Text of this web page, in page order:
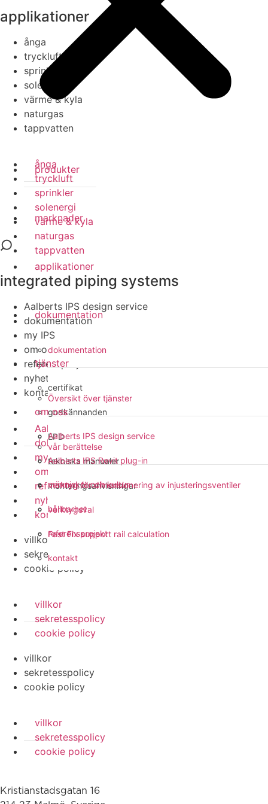
produkter
marknader
applikationer
dokumentation
dokumentation
certifikat
godkännanden
EPD
tekniska manualer
monteringsanvisningar
tjänster
Översikt över tjänster
Aalberts IPS design service
Aalberts IPS Revit plug-in
verktyg för dimensionering av injusteringsventiler
verktygsval
Fast Fix support rail calculation
om oss
vår berättelse
människor och kultur
hållbarhet
referensprojekt
kontakt
applikationer
ånga
tryckluft
sprinkler
solenergi
värme & kyla
naturgas
tappvatten
ånga
tryckluft
sprinkler
solenergi
värme & kyla
naturgas
tappvatten
integrated piping systems
Aalberts IPS design service
dokumentation
my IPS
om oss
referensprojekt
nyheter
kontakt
Aalberts IPS design service
dokumentation
my IPS
om oss
referensprojekt
nyheter
kontakt
villkor
sekretesspolicy
cookie policy
villkor
sekretesspolicy
cookie policy
villkor
sekretesspolicy
cookie policy
villkor
sekretesspolicy
cookie policy
Kristianstadsgatan 16